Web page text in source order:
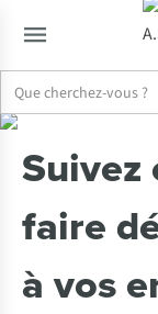
Suivez
faire
à vos